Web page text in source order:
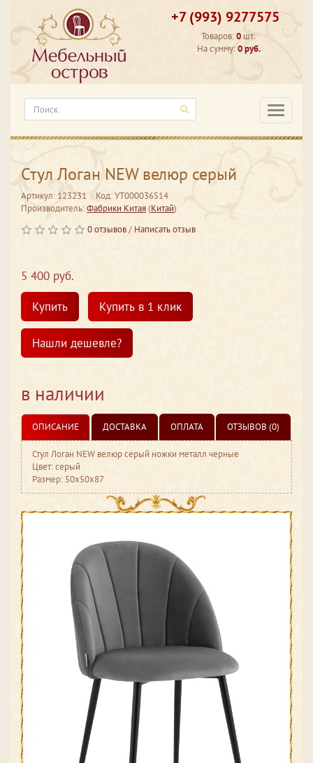
+7 (993) 9277575
Товаров:0 шт.
На сумму:0 руб.
Стул Логан NEW велюр серый
Артикул: 123231
Код: УТ000036514
Производитель:Фабрики Китая(Китай)
0 отзывов/ Написать отзыв
5 400 руб.
Купить
Купить в 1 клик
Нашли дешевле?
в наличии
ОПИСАНИЕ ДОСТАВКА ОПЛАТА ОТЗЫВОВ (0)
Стул Логан NEW велюр серый ножки металл черные
Цвет: серый
Размер: 50x50x87